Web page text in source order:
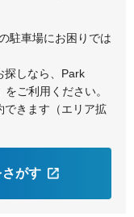
駐車場にお困りでは
探しなら、Park
ご利用ください。
できます（エリア拡
がす